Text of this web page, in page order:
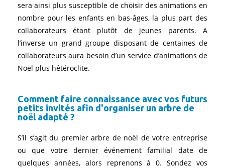
sera ainsi plus susceptible de choisir des animations en
nombre pour les enfants en bas-âges, la plus part des
collaborateurs étant plutôt de jeunes parents. A
l’inverse un grand groupe disposant de centaines de
collaborateurs aura besoin d’un service d’animations de
Noël plus hétéroclite.
Comment faire connaissance avec vos futurs
petits invités afin d'organiser un arbre de
noël adapté ?
S’il s’agit du premier arbre de noël de votre entreprise
ou que votre dernier événement familial date de
quelques années, alors reprenons à 0. Sondez vos